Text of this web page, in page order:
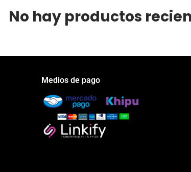
No hay productos
Medios de pago